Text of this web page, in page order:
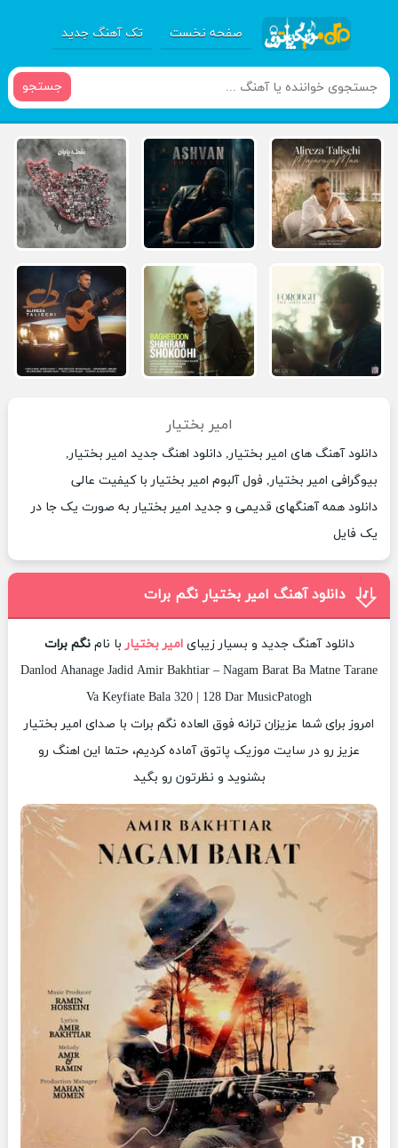
صفحه نخست تک آهنگ جدید
جستجو
امیر بختیار
دانلود آهنگ های امیر بختیار, دانلود اهنگ جدید امیر بختیار,
بیوگرافی امیر بختیار, فول آلبوم امیر بختیار با کیفیت عالی
دانلود همه آهنگهای قدیمی و جدید امیر بختیار به صورت یک جا در
یک فایل
دانلود آهنگ امیر بختیار نگم برات
دانلود آهنگ جدید و بسیار زیبایامیر بختیار با نامنگم برات
Danlod Ahanage Jadid Amir Bakhtiar – Nagam Barat Ba Matne Tarane
Va Keyfiate Bala 320 | 128 Dar MusicPatogh
امروز برای شما عزیزان ترانه فوق العاده نگم برات با صدای امیر بختیار
عزیز رو در سایت موزیک پاتوق آماده کردیم، حتما این اهنگ رو
بشنوید و نظرتون رو بگید